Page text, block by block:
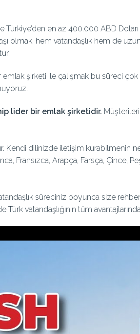
Türkiye’den en az 400.000 ABD
olmak, hem vatandaşlık hem de
şirketi ile çalışmak bu süreci
lider bir emlak şirketidir.
Kendi dilinizde iletişim
Fransızca, Arapça, Farsça,
süreciniz boyunca size
vatandaşlığının tüm